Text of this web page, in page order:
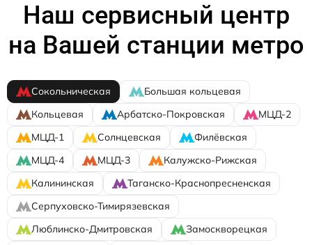
Наш сервисный центр
на Вашей станции метро
Сокольническая
Большая кольцевая
Кольцевая
Арбатско-Покровская
МЦД-2
МЦД-1
Солнцевская
Филёвская
МЦД-4
МЦД-3
Калужско-Рижская
Калининская
Таганско-Краснопресненская
Серпуховско-Тимирязевская
Люблинско-Дмитровская
Замоскворецкая